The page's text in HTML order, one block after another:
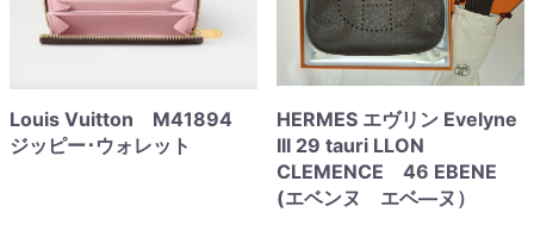
Louis Vuitton M41894
ジッピー･ウォレット
HERMES エヴリン Evelyne
III 29 tauri LLON
CLEMENCE 46 EBENE
(エベンヌ エベ―ヌ）